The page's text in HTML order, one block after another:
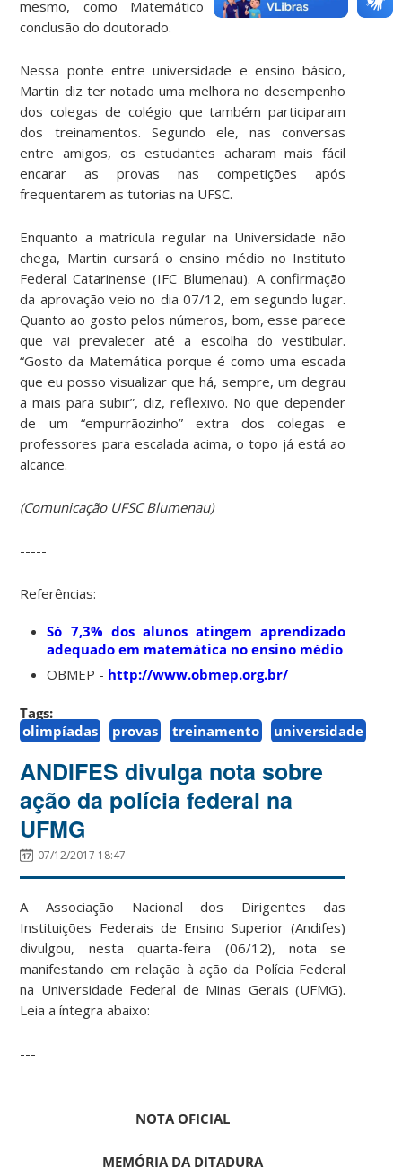
mesmo, como Matemático profissional, até a
conclusão do doutorado.
Nessa ponte entre universidade e ensino básico,
Martin diz ter notado uma melhora no desempenho
dos colegas de colégio que também participaram
dos treinamentos. Segundo ele, nas conversas
entre amigos, os estudantes acharam mais fácil
encarar as provas nas competições após
frequentarem as tutorias na UFSC.
Enquanto a matrícula regular na Universidade não
chega, Martin cursará o ensino médio no Instituto
Federal Catarinense (IFC Blumenau). A confirmação
da aprovação veio no dia 07/12, em segundo lugar.
Quanto ao gosto pelos números, bom, esse parece
que vai prevalecer até a escolha do vestibular.
“Gosto da Matemática porque é como uma escada
que eu posso visualizar que há, sempre, um degrau
a mais para subir”, diz, reflexivo. No que depender
de um “empurrãozinho” extra dos colegas e
professores para escalada acima, o topo já está ao
alcance.
(Comunicação UFSC Blumenau)
-----
Referências:
Só 7,3% dos alunos atingem aprendizado
adequado em matemática no ensino médio
OBMEP - http://www.obmep.org.br/
Tags:
olimpíadas
provas treinamento universidade
ANDIFES divulga nota sobre
ação da polícia federal na
UFMG
07/12/2017 18:47
A Associação Nacional dos Dirigentes das
Instituições Federais de Ensino Superior (Andifes)
divulgou, nesta quarta-feira (06/12), nota se
manifestando em relação à ação da Polícia Federal
na Universidade Federal de Minas Gerais (UFMG).
Leia a íntegra abaixo:
---
NOTA OFICIAL
MEMÓRIA DA DITADURA